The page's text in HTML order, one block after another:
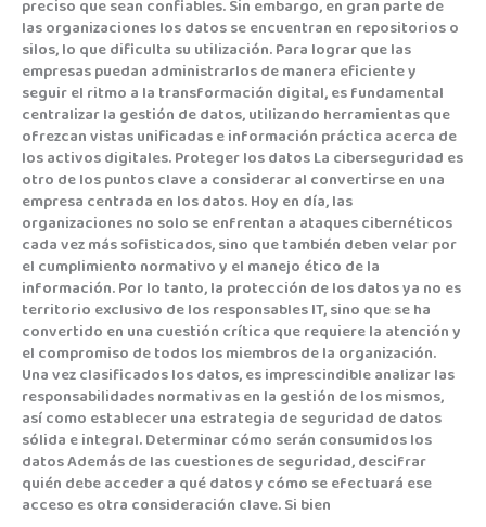
preciso que sean confiables. Sin embargo, en gran parte de
las organizaciones los datos se encuentran en repositorios o
silos, lo que dificulta su utilización. Para lograr que las
empresas puedan administrarlos de manera eficiente y
seguir el ritmo a la transformación digital, es fundamental
centralizar la gestión de datos, utilizando herramientas que
ofrezcan vistas unificadas e información práctica acerca de
los activos digitales. Proteger los datos La ciberseguridad es
otro de los puntos clave a considerar al convertirse en una
empresa centrada en los datos. Hoy en día, las
organizaciones no solo se enfrentan a ataques cibernéticos
cada vez más sofisticados, sino que también deben velar por
el cumplimiento normativo y el manejo ético de la
información. Por lo tanto, la protección de los datos ya no es
territorio exclusivo de los responsables IT, sino que se ha
convertido en una cuestión crítica que requiere la atención y
el compromiso de todos los miembros de la organización.
Una vez clasificados los datos, es imprescindible analizar las
responsabilidades normativas en la gestión de los mismos,
así como establecer una estrategia de seguridad de datos
sólida e integral. Determinar cómo serán consumidos los
datos Además de las cuestiones de seguridad, descifrar
quién debe acceder a qué datos y cómo se efectuará ese
acceso es otra consideración clave. Si bien